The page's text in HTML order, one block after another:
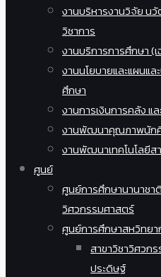
งานบริหารงานวิจัย น
วิชาการ
งานบริการการศึกษา (
งานนโยบายและแผนแ
ศึกษา
งานการเงินการคลัง แ
งานพัฒนาคุณภาพนัก
งานพัฒนาเทคโนโลยีส
ศูนย์
ศูนย์การศึกษานานาชา
วิศวกรรมศาสตร์
ศูนย์การศึกษาสหวิทยา
สาขาวิชาวิศว
ประดิษฐ์